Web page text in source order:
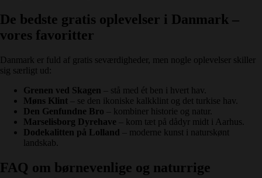
De bedste gratis oplevelser i Danmark –
vores favoritter
Danmark er fuld af gratis seværdigheder, men nogle oplevelser skiller
sig særligt ud:
Grenen ved Skagen – stå med ét ben i hvert hav.
Møns Klint – se den ikoniske kalkklint og det turkise hav.
Den Genfundne Bro – kombiner historie og natur.
Marselisborg Dyrehave – kom tæt på dådyr midt i Aarhus.
Dodekalitten på Lolland – moderne kunst i naturskønt
landskab.
FAQ om børnevenlige og naturrige